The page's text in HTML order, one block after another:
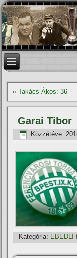
«Takács Ákos: 36
Garai Tibor
Közzétéve:
Kategória: